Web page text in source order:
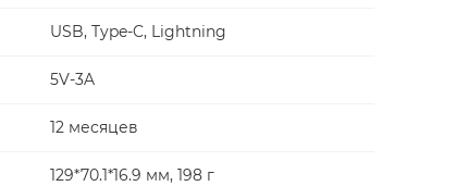
USB, Type-C, Lightning
5V-3A
12 месяцев
129*70.1*16.9 мм, 198 г